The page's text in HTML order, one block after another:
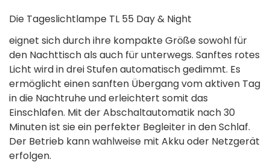
Die Tageslichtlampe TL 55 Day & Night
eignet sich durch ihre kompakte Größe sowohl für
den Nachttisch als auch für unterwegs. Sanftes rotes
Licht wird in drei Stufen automatisch gedimmt. Es
ermöglicht einen sanften Übergang vom aktiven Tag
in die Nachtruhe und erleichtert somit das
Einschlafen. Mit der Abschaltautomatik nach 30
Minuten ist sie ein perfekter Begleiter in den Schlaf.
Der Betrieb kann wahlweise mit Akku oder Netzgerät
erfolgen.